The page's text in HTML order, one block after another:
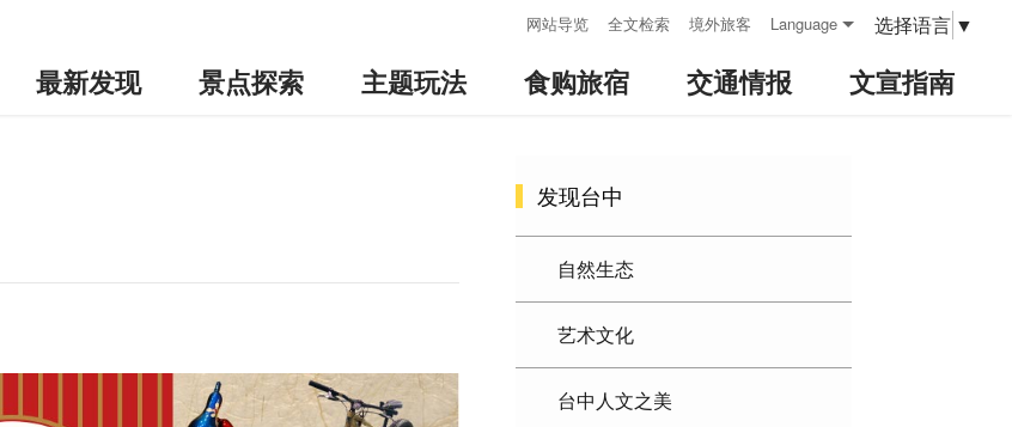
网站导览 全文检索 境外旅客 Language 选择语言 ▼
最新发现 景点探索 主题玩法 食购旅宿 交通情报 文宣指南
发现台中
自然生态
艺术文化
台中人文之美